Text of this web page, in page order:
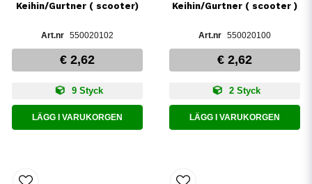
Keihin/Gurtner ( scooter)
550020102
€ 2,62
9 Styck
LÄGG I VARUKORGEN
Keihin/Gurtner ( scooter )
550020100
€ 2,62
2 Styck
LÄGG I VARUKORGEN